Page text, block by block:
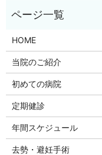
HOME
当院のご紹介
初めての病院
定期健診
年間スケジュール
去勢・避妊手術